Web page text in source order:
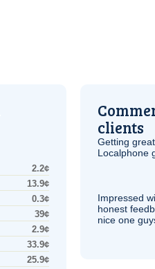
2.2¢
13.9¢
0.3¢
39¢
2.9¢
33.9¢
25.9¢
clients
Getting
Localphone
Impressed
honest
nice one